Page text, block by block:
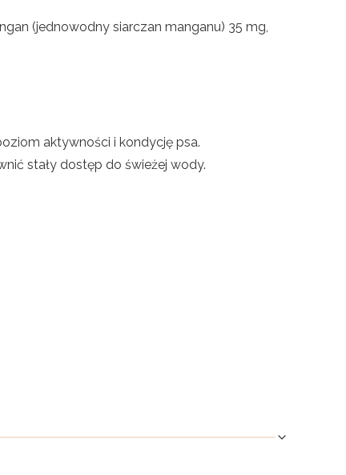
(jednowodny siarczan manganu) 35 mg,
aktywności i kondycję psa.
stały dostęp do świeżej wody.